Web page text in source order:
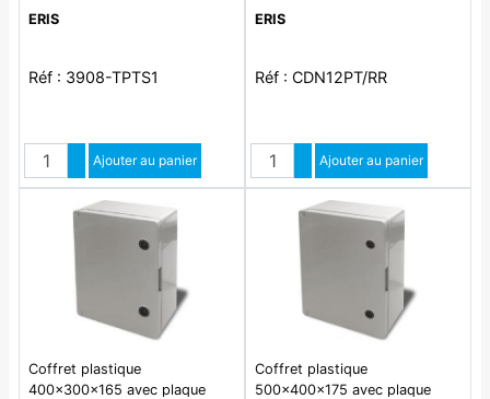
ERIS
Réf : 3908-TPTS1
QuantitéAugmenter quantité
Diminuer quantité
Ajouter au panier
ERIS
Réf : CDN12PT/RR
QuantitéAugmenter quantité
Diminuer quantité
Ajouter au panier
Coffret plastique
400x300x165 avec plaque
Coffret plastique
500x400x175 avec plaque